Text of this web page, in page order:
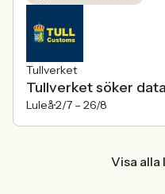
Tullverket
Tullverket söker
Luleå2/7 – 26/8
Visa alla